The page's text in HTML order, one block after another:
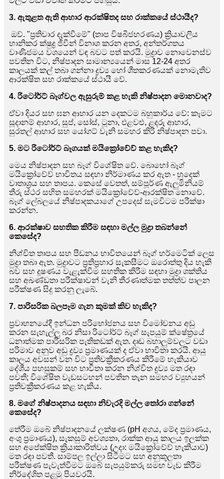
3. ඇතුළත ඇති ආහාර ආරක්ෂිතද සහ රාක්කයේ ස්ථායීද?
ඔව්. "ප්‍රතිචාර දැක්වීමේ" (තාප විෂබීජහරණය) ක්‍රියාවලිය
හානිකර ක්ෂුද්‍ර ජීවීන් විනාශ කරන අතර, අන්තර්ගතය
වාණිජමය වශයෙන් වඳ බවට පත් කරයි. මුද්‍රාව නොවෙනස්ව
පවතින විට, නිෂ්පාදන සාමාන්‍යයෙන් මාස 12-24 අතර
කාලයක් කල් තබා ගන්නා ද්‍රව්‍ය හෝ ශීතකරණයක් නොමැතිව
ආරක්ෂිත සහ රාක්කයේ ස්ථායී වේ.
4. රිටෝර්ට් බෑග්වල ඇසුරුම් කළ හැකි නිෂ්පාදන මොනවාද?
ඒවා දියර සහ ඝන ආහාර යන දෙකටම බහුකාර්ය වේ: කෑමට
සූදානම් ආහාර, සුප්, සෝස්, ටූනා, එළවළු, ළදරු ආහාර,
සුරතල් ආහාර සහ යෝගට් වැනි සමහර කිරි නිෂ්පාදන පවා.
5. මට රිටෝර්ට් බෑගයක් මයික්‍රෝවේව් කළ හැකිද?
මෙය නිෂ්පාදන සහ බෑග් විශේෂිත වේ. බොහෝ බෑග්
මයික්‍රෝවේව් භාවිතය සඳහා නිර්මාණය කර ඇත - හුදෙක්
වාතාශ්‍රය සහ තාපය. කෙසේ වෙතත්, සම්පූර්ණ ඇලුමිනියම්
තීරු ස්ථර සහිත සමහරක් මයික්‍රෝවේව්-ආරක්ෂිත නොවේ.
බෑග් ලේබලයේ නිෂ්පාදකයාගේ උපදෙස් සැමවිටම පරීක්ෂා
කරන්න.
6. ආරක්ෂාව සහතික කිරීම සඳහා මල්ල මුද්‍රා තබන්නේ
කෙසේද?
නිශ්චිත තාපය සහ පීඩනය භාවිතයෙන් බෑග් හර්මෙටික් ලෙස
මුද්‍රා තබා ඇත. මුද්‍රාවට ප්‍රතිප්‍රහාර සැකසීමට ඔරොත්තු දිය හැකි
බව සහ දූෂණය වැළැක්වීම සහතික කිරීම සඳහා මුද්‍රා ශක්තිය
සහ අඛණ්ඩතා පරීක්ෂාවන් වැනි තීරණාත්මක තත්ත්ව පාලන
පරීක්ෂණ සිදු කරනු ලැබේ.
7. පාරිසරික බලපෑම ගැන කුමක් කිව හැකිද?
ප්‍රවාහනයේදී ඉන්ධන පරිභෝජනය සහ විමෝචනය අඩු
කරන සැහැල්ලු බර නිසා රිටෝර්ට් බෑග් සැපයුම් ක්ෂේත්‍රයේ
ධනාත්මක පාරිසරික පැතිකඩක් ඇත. දෘඩ බහාලුම්වලට වඩා
පරිමාව අනුව අඩු ද්‍රව්‍ය ප්‍රමාණයක් ද ඒවා භාවිතා කරයි. ආයු
කාලය අවසන් වන විට ප්‍රතිචක්‍රීකරණය කිරීමේ හැකියාව
දේශීය පහසුකම් සහ භාවිතා කරන නිශ්චිත ද්‍රව්‍ය මත රඳා
පවතී; විශේෂිත වැඩසටහන් පවතින තැන සමහර ව්‍යුහයන්
ප්‍රතිචක්‍රීකරණය කළ හැකිය.
8. මගේ නිෂ්පාදනය සඳහා නිවැරදි මල්ල තෝරා ගන්නේ
කෙසේද?
තේරීම ඔබේ නිෂ්පාදනයේ ලක්ෂණ (pH අගය, මේද ප්‍රමාණය,
අංශු ප්‍රමාණය), සැකසුම් අවශ්‍යතා, රාක්ක ආයු කාලය ඉලක්ක
සහ අපේක්ෂිත ක්‍රියාකාරිත්වය (උදා: මයික්‍රෝවේව් හැකියාව)
මත රඳා පවතී. සාම්පල ඉල්ලා සිටීමට සහ අනුකූලතා
පරීක්ෂණ පැවැත්වීමට ඔබේ සැපයුම්කරු සමඟ වැඩ කිරීම
නිර්දේශිත පළමු පියවරයි.